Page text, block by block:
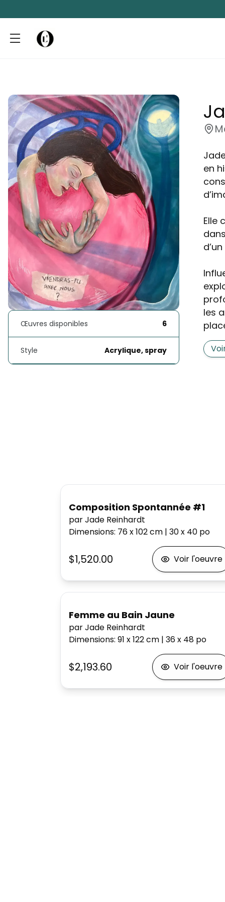
Œuvres disponibles 6
Style Acrylique, spray
en
Elle
les
Composition Spontannée #1
par Jade Reinhardt
Dimensions: 76 x 102cm | 30 x 40 po
$1,520.00 Voir l'oeuvre
Femme au Bain Jaune
par Jade Reinhardt
Dimensions: 91 x 122cm | 36 x 48 po
$2,193.60 Voir l'oeuvre